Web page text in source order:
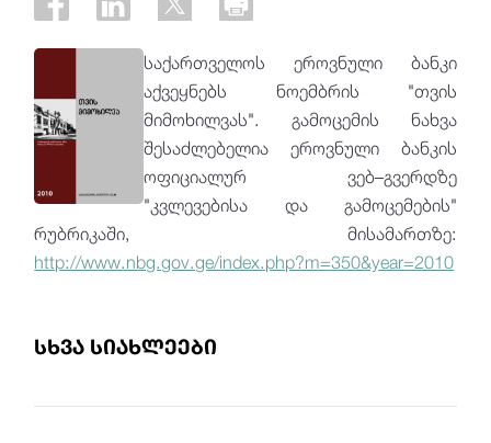
საქართველოს ეროვნული ბანკი
აქვეყნებს ნოემბრის "თვის
მიმოხილვას". გამოცემის ნახვა
შესაძლებელია ეროვნული ბანკის
ოფიციალურ ვებ–გვერდზე
"კვლევებისა და გამოცემების"
რუბრიკაში, მისამართზე:
http://www.nbg.gov.ge/index.php?m=350&year=2010
სხვა სიახლეები